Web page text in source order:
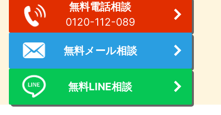
無料電話相談
0120-112-089
無料メール相談
無料LINE相談